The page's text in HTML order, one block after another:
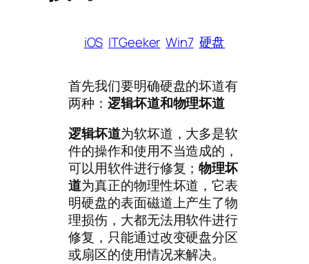
iOS ITGeeker Win7 硬盘
首先我们要明确硬盘的坏道有
两种：逻辑坏道和物理坏道
逻辑坏道为软坏道，大多是软
件的操作和使用不当造成的，
可以用软件进行修复；物理坏
道为真正的物理性坏道，它表
明硬盘的表面磁道上产生了物
理损伤，大都无法用软件进行
修复，只能通过改变硬盘分区
或扇区的使用情况来解决。